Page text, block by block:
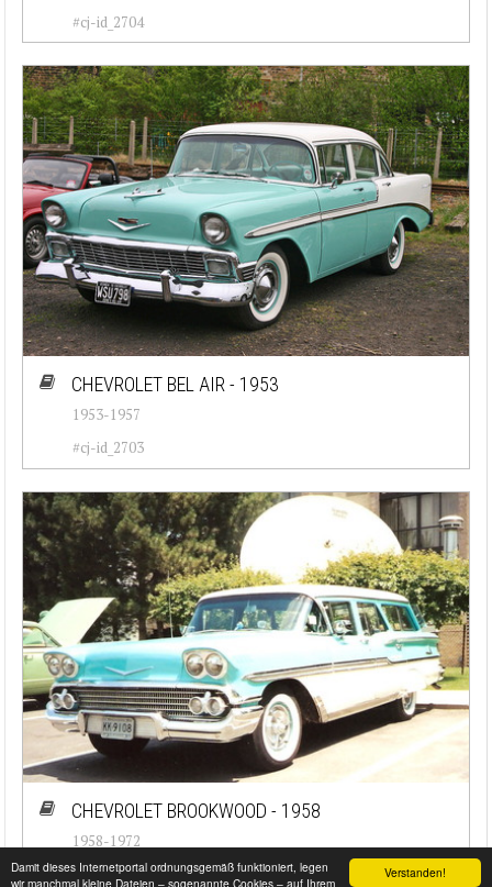
Verstanden!
Damit dieses Internetportal ordnungsgemäß funktioniert, legen
wir manchmal kleine Dateien – sogenannte Cookies – auf Ihrem
#cj-id_2704
CHEVROLET BEL AIR - 1953
1953-1957
#cj-id_2703
CHEVROLET BROOKWOOD - 1958
1958-1972
#cj-id_2702